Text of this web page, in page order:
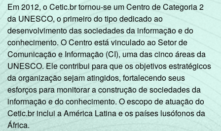
Em 2012, o Cetic.br tornou-se um Centro de Categoria 2
da UNESCO, o primeiro do tipo dedicado ao
desenvolvimento das sociedades da informação e do
conhecimento. O Centro está vinculado ao Setor de
Comunicação e Informação (CI), uma das cinco áreas da
UNESCO. Ele contribui para que os objetivos estratégicos
da organização sejam atingidos, fortalecendo seus
esforços para monitorar a construção de sociedades da
informação e do conhecimento. O escopo de atuação do
Cetic.br inclui a América Latina e os países lusófonos da
África.